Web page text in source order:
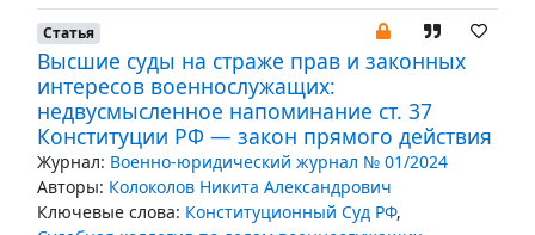
Статья
Высшие суды на страже прав и законных
интересов военнослужащих:
недвусмысленное напоминание ст. 37
Конституции РФ — закон прямого действия
Журнал: Военно-юридический журнал № 01/2024
Авторы: Колоколов Никита Александрович
Ключевые слова: Конституционный Суд РФ,